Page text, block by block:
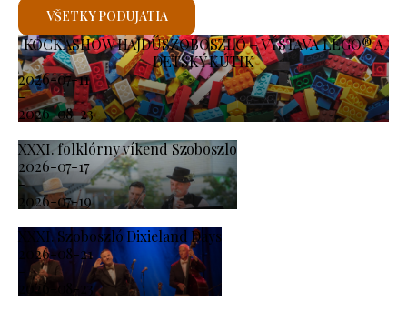
KOCKASHOW HAJDÚSZOBOSZLÓ – VÝSTAVA LEGO® A
DETSKÝ KÚTIK
2026-07-11
-
2026-08-23
XXXI. folklórny víkend Szoboszlo
2026-07-17
-
2026-07-19
XXXI. Szoboszló Dixieland Days
2026-08-21
-
2026-08-23
VŠETKY PODUJATIA